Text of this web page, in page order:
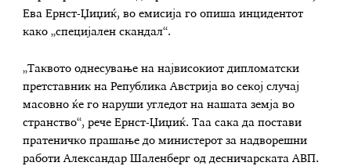
Ева Ернст-Џиџиќ, во емисија го опиша инцидентот
како „специјален скандал“.
„Таквото однесување на највисокиот дипломатски
претставник на Република Австрија во секој случај
масовно ќе го наруши угледот на нашата земја во
странство“, рече Ернст-Џиџиќ. Таа сака да постави
пратеничко прашање до министерот за надворешни
работи Александар Шаленберг од десничарската АВП.